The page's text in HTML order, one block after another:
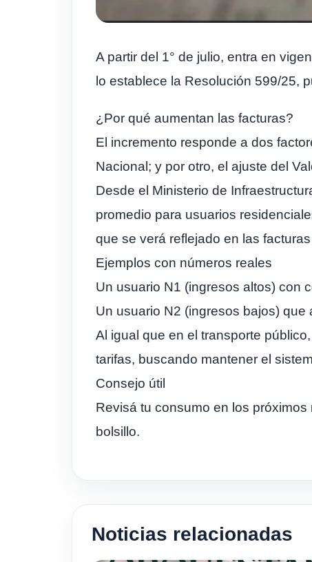
A partir del 1° de julio, entra en
lo establece la Resolución 599/25,
¿Por qué aumentan las facturas?
El incremento responde a dos
Nacional; y por otro, el ajuste del
Desde el Ministerio de
promedio para usuarios
que se verá reflejado en las
Ejemplos con números reales
Un usuario N1 (ingresos altos) con
Un usuario N2 (ingresos bajos)
Al igual que en el transporte
tarifas, buscando mantener el
Consejo útil
Revisá tu consumo en los
bolsillo.
Noticias relacionadas